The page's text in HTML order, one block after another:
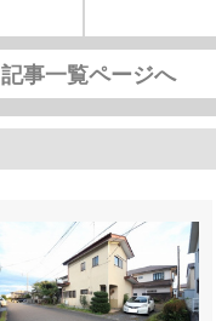
記事一覧ページへ